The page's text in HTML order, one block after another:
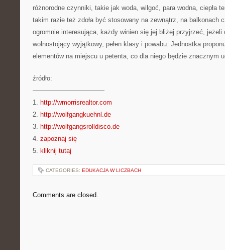
różnorodne czynniki, takie jak woda, wilgoć, para wodna, ciepła
takim razie też zdoła być stosowany na zewnątrz, na balkonach
ogromnie interesująca, każdy winien się jej bliżej przyjrzeć, jeżeli
wolnostojący wyjątkowy, pełen klasy i powabu. Jednostka
elementów na miejscu u petenta, co dla niego będzie znacznym
źródło:
———————————
1. http://wmorrisrealtor.com
2. http://wolfgangkuehnl.de
3. http://wolfgangsrolldisco.de
4. zapoznaj się
5. kliknij tutaj
CATEGORIES: EDUKACJA W LICZBACH
Comments are closed.